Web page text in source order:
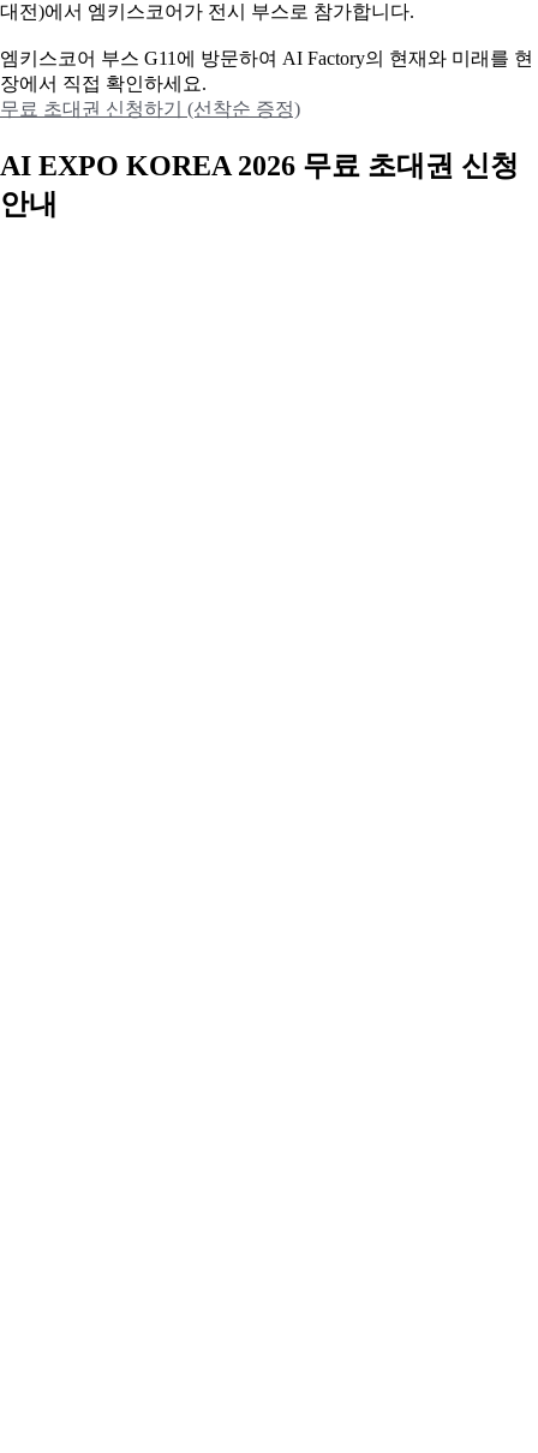
대전)에서 엠키스코어가 전시 부스로 참가합니다.
엠키스코어 부스 G11에 방문하여 AI Factory의 현재와 미래를 현
장에서 직접 확인하세요.
무료 초대권 신청하기 (선착순 증정)
AI EXPO KOREA 2026 무료 초대권 신청
안내